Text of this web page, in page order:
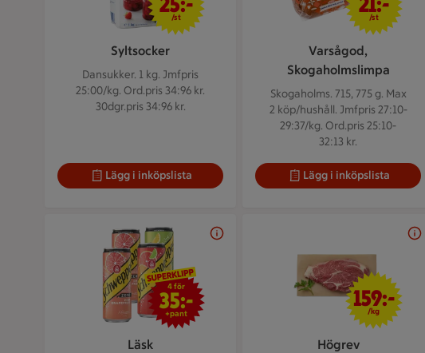
Syltsocker
Dansukker. 1 kg. Jmfpris
25:00/kg. Ord.pris 34:96 kr.
30dgr.pris 34:96 kr.
/st
Lägg i inköpslista
Varsågod,
Skogaholmslimpa
Skogaholms. 715, 775 g. Max
2 köp/hushåll. Jmfpris 27:10-
29:37/kg. Ord.pris 25:10-
32:13 kr.
/st
Lägg i inköpslista
Läsk
4 för 35 kr
4 för
35:-
+pant
Högrev
159 kr/kg
159:-
/kg